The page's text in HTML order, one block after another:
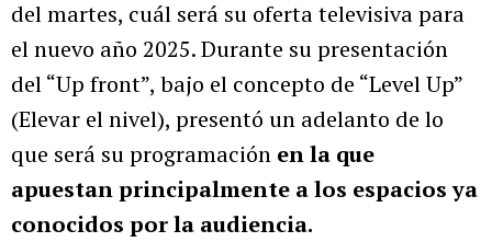
del martes, cuál será su oferta televisiva para
el nuevo año 2025. Durante su presentación
del “Up front”, bajo el concepto de “Level Up”
(Elevar el nivel), presentó un adelanto de lo
que será su programación en la que
apuestan principalmente a los espacios ya
conocidos por la audiencia.